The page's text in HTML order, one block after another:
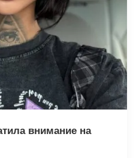
внимание на